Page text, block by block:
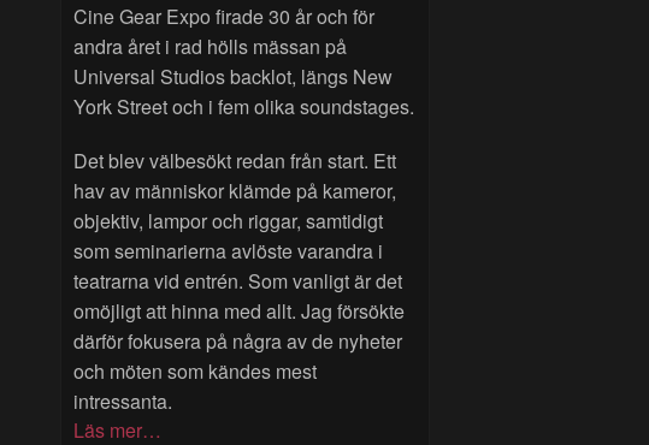
Cine Gear Expo firade 30 år och för
andra året i rad hölls mässan på
Universal Studios backlot, längs New
York Street och i fem olika soundstages.
Det blev välbesökt redan från start. Ett
hav av människor klämde på kameror,
objektiv, lampor och riggar, samtidigt
som seminarierna avlöste varandra i
teatrarna vid entrén. Som vanligt är det
omöjligt att hinna med allt. Jag försökte
därför fokusera på några av de nyheter
och möten som kändes mest
intressanta.
Läs mer…